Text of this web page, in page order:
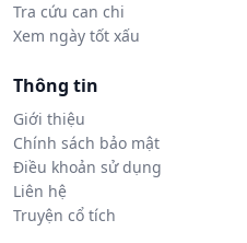
Tra cứu can chi
Xem ngày tốt xấu
Thông tin
Giới thiệu
Chính sách bảo mật
Điều khoản sử dụng
Liên hệ
Truyện cổ tích